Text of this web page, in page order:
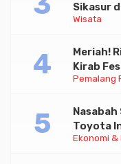
Wisata
Sikasur
Wisata
Pemalang
Meriah!
Kirab
Ekonomi &
Nasabah
Toyota